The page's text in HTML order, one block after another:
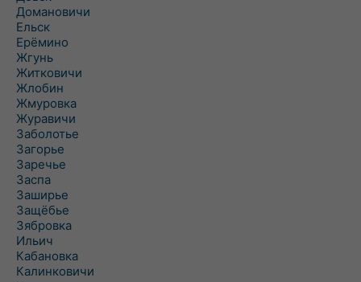
Домановичи
Ельск
Ерёмино
Жгунь
Житковичи
Жлобин
Жмуровка
Журавичи
Заболотье
Загорье
Заречье
Заспа
Заширье
Защёбье
Зябровка
Ильич
Кабановка
Калинковичи